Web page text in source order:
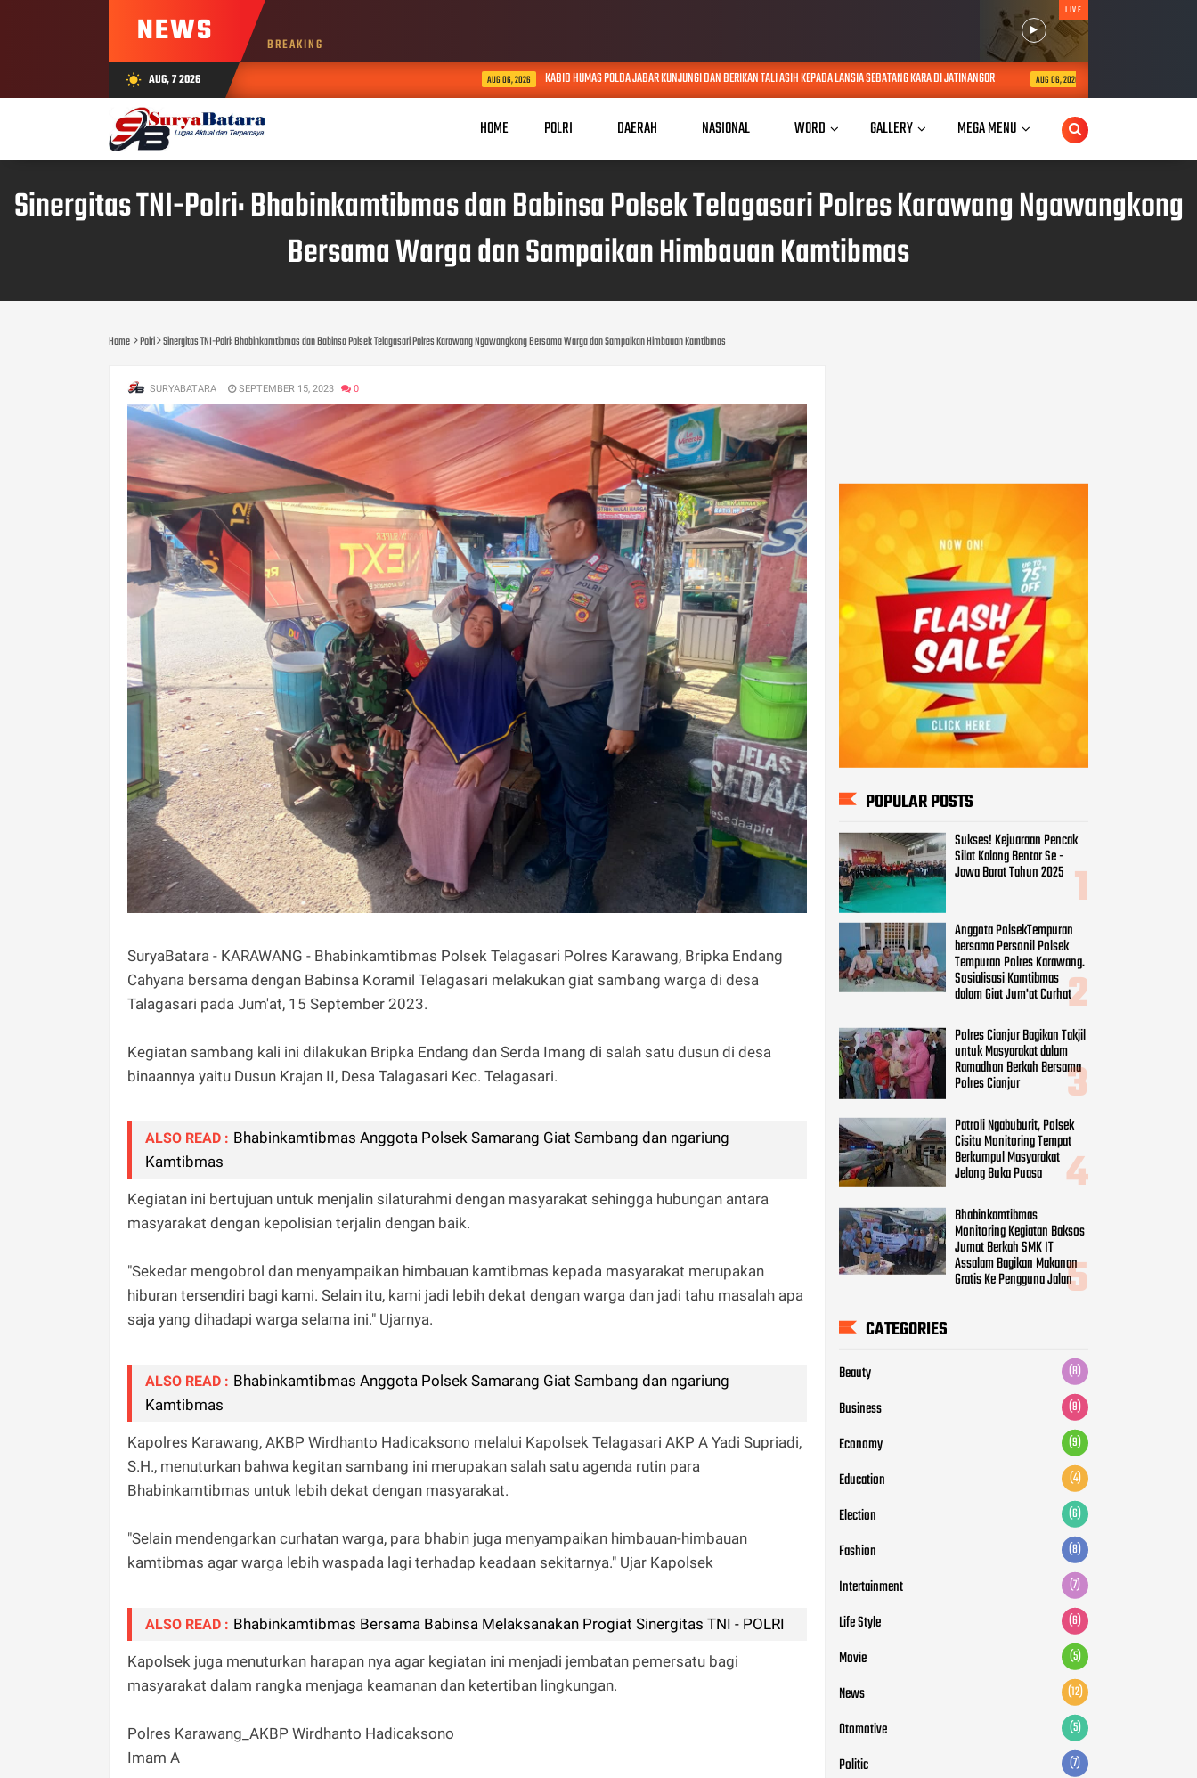
NEWS BREAKING
LIVE
wb_sunny AUG, 7 2026 KABID HUMAS POLDA JABAR KUNJUNGI DAN BERIKAN TALI ASIH KEPADA LANSIA SEBATANG KARA DI JATINANGOR AUG 06, 2026 POLRES SUMEDANG IKUTI SUPERVISI
HOME POLRI DAERAH NASIONAL WORD GALLERY MEGA MENU
Sinergitas TNI-Polri: Bhabinkamtibmas dan Babinsa Polsek Telagasari Polres Karawang Ngawangkong
Bersama Warga dan Sampaikan Himbauan Kamtibmas
Home Polri Sinergitas TNI-Polri: Bhabinkamtibmas dan Babinsa Polsek Telagasari Polres Karawang Ngawangkong Bersama Warga dan Sampaikan Himbauan Kamtibmas
SURYABATARA SEPTEMBER 15, 2023 0
SuryaBatara - KARAWANG - Bhabinkamtibmas Polsek Telagasari Polres Karawang, Bripka Endang
Cahyana bersama dengan Babinsa Koramil Telagasari melakukan giat sambang warga di desa
Talagasari pada Jum'at, 15 September 2023.
Kegiatan sambang kali ini dilakukan Bripka Endang dan Serda Imang di salah satu dusun di desa
binaannya yaitu Dusun Krajan II, Desa Talagasari Kec. Telagasari.
ALSO READ : Bhabinkamtibmas Anggota Polsek Samarang Giat Sambang dan ngariung
Kamtibmas
Kegiatan ini bertujuan untuk menjalin silaturahmi dengan masyarakat sehingga hubungan antara
masyarakat dengan kepolisian terjalin dengan baik.
"Sekedar mengobrol dan menyampaikan himbauan kamtibmas kepada masyarakat merupakan
hiburan tersendiri bagi kami. Selain itu, kami jadi lebih dekat dengan warga dan jadi tahu masalah apa
saja yang dihadapi warga selama ini." Ujarnya.
ALSO READ : Bhabinkamtibmas Anggota Polsek Samarang Giat Sambang dan ngariung
Kamtibmas
Kapolres Karawang, AKBP Wirdhanto Hadicaksono melalui Kapolsek Telagasari AKP A Yadi Supriadi,
S.H., menuturkan bahwa kegitan sambang ini merupakan salah satu agenda rutin para
Bhabinkamtibmas untuk lebih dekat dengan masyarakat.
"Selain mendengarkan curhatan warga, para bhabin juga menyampaikan himbauan-himbauan
kamtibmas agar warga lebih waspada lagi terhadap keadaan sekitarnya." Ujar Kapolsek
ALSO READ : Bhabinkamtibmas Bersama Babinsa Melaksanakan Progiat Sinergitas TNI - POLRI
Kapolsek juga menuturkan harapan nya agar kegiatan ini menjadi jembatan pemersatu bagi
masyarakat dalam rangka menjaga keamanan dan ketertiban lingkungan.
Polres Karawang_AKBP Wirdhanto Hadicaksono
Imam A
POPULAR POSTS
Sukses! Kejuaraan Pencak
Silat Kalang Bentar Se -
Jawa Barat Tahun 2025
Anggota PolsekTempuran
bersama Personil Polsek
Tempuran Polres Karawang.
Sosialisasi Kamtibmas
dalam Giat Jum'at Curhat
Polres Cianjur Bagikan Takjil
untuk Masyarakat dalam
Ramadhan Berkah Bersama
Polres Cianjur
Patroli Ngabuburit, Polsek
Cisitu Monitoring Tempat
Berkumpul Masyarakat
Jelang Buka Puasa
Bhabinkamtibmas
Monitoring Kegiatan Baksos
Jumat Berkah SMK IT
Assalam Bagikan Makanan
Gratis Ke Pengguna Jalan
CATEGORIES
Beauty (8)
Business (9)
Economy (9)
Education (4)
Election (6)
Fashion (8)
Intertainment (7)
Life Style (6)
Movie (5)
News (12)
Otomotive (5)
Politic (7)